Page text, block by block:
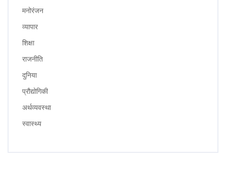
मनोरंजन
व्यापार
शिक्षा
राजनीति
दुनिया
प्रौद्योगिकी
अर्थव्यवस्था
स्वास्थ्य